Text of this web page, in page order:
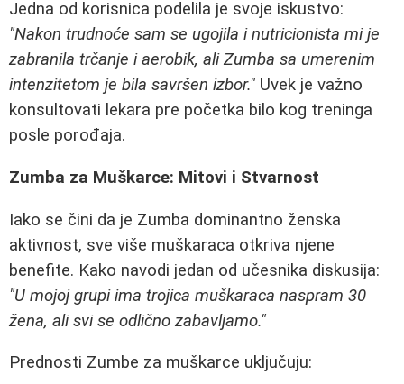
Jedna od korisnica podelila je svoje iskustvo:
"Nakon trudnoće sam se ugojila i nutricionista mi je
zabranila trčanje i aerobik, ali Zumba sa umerenim
intenzitetom je bila savršen izbor." Uvek je važno
konsultovati lekara pre početka bilo kog treninga
posle porođaja.
Zumba za Muškarce: Mitovi i Stvarnost
Iako se čini da je Zumba dominantno ženska
aktivnost, sve više muškaraca otkriva njene
benefite. Kako navodi jedan od učesnika diskusija:
"U mojoj grupi ima trojica muškaraca naspram 30
žena, ali svi se odlično zabavljamo."
Prednosti Zumbe za muškarce uključuju: